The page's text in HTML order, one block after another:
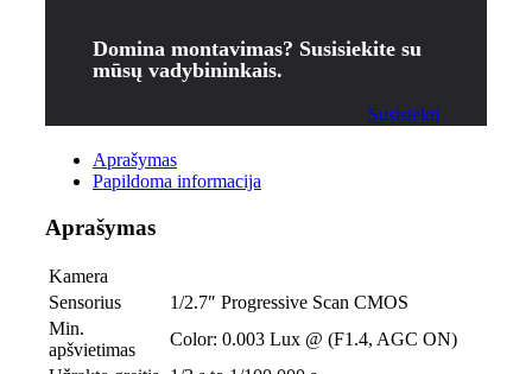
Domina montavimas? Susisiekite su
mūsų vadybininkais.
Susisiekti
Aprašymas
Papildoma informacija
Aprašymas
Kamera
Sensorius
1/2.7″ Progressive Scan CMOS
Min.
apšvietimas
Color: 0.003 Lux @ (F1.4, AGC ON)